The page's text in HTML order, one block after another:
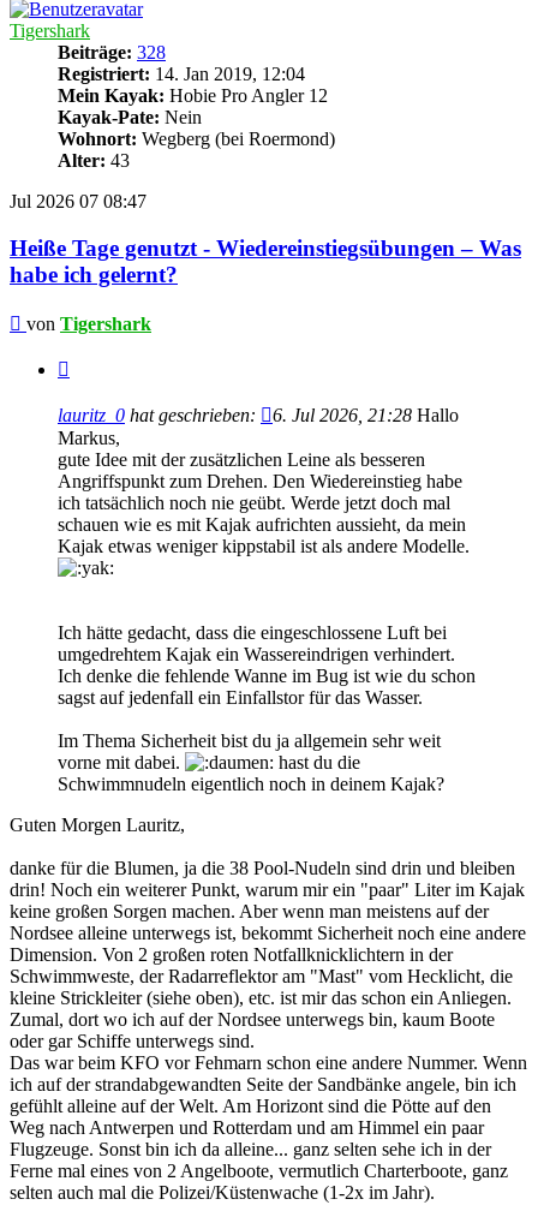
Tigershark
Beiträge: 328
Registriert: 14. Jan 2019, 12:04
Mein Kayak: Hobie Pro Angler 12
Kayak-Pate: Nein
Wohnort: Wegberg (bei Roermond)
Alter: 43
Jul 2026 07 08:47
Heiße Tage genutzt - Wiedereinstiegsübungen – Was
habe ich gelernt?
Beitrag
von Tigershark
lauritz_0 hat geschrieben: 6. Jul 2026, 21:28 Hallo
Markus,
gute Idee mit der zusätzlichen Leine als besseren
Angriffspunkt zum Drehen. Den Wiedereinstieg habe
ich tatsächlich noch nie geübt. Werde jetzt doch mal
schauen wie es mit Kajak aufrichten aussieht, da mein
Kajak etwas weniger kippstabil ist als andere Modelle.
Ich hätte gedacht, dass die eingeschlossene Luft bei
umgedrehtem Kajak ein Wassereindrigen verhindert.
Ich denke die fehlende Wanne im Bug ist wie du schon
sagst auf jedenfall ein Einfallstor für das Wasser.
Im Thema Sicherheit bist du ja allgemein sehr weit
vorne mit dabei.
hast du die
Schwimmnudeln eigentlich noch in deinem Kajak?
Guten Morgen Lauritz,
danke für die Blumen, ja die 38 Pool-Nudeln sind drin und bleiben
drin! Noch ein weiterer Punkt, warum mir ein "paar" Liter im Kajak
keine großen Sorgen machen. Aber wenn man meistens auf der
Nordsee alleine unterwegs ist, bekommt Sicherheit noch eine andere
Dimension. Von 2 großen roten Notfallknicklichtern in der
Schwimmweste, der Radarreflektor am "Mast" vom Hecklicht, die
kleine Strickleiter (siehe oben), etc. ist mir das schon ein Anliegen.
Zumal, dort wo ich auf der Nordsee unterwegs bin, kaum Boote
oder gar Schiffe unterwegs sind.
Das war beim KFO vor Fehmarn schon eine andere Nummer. Wenn
ich auf der strandabgewandten Seite der Sandbänke angele, bin ich
gefühlt alleine auf der Welt. Am Horizont sind die Pötte auf den
Weg nach Antwerpen und Rotterdam und am Himmel ein paar
Flugzeuge. Sonst bin ich da alleine... ganz selten sehe ich in der
Ferne mal eines von 2 Angelboote, vermutlich Charterboote, ganz
selten auch mal die Polizei/Küstenwache (1-2x im Jahr).